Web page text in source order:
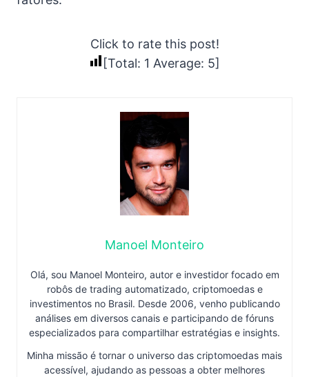
Click to rate this post!
[Total: 1 Average: 5]
Manoel Monteiro
Olá, sou Manoel Monteiro, autor e investidor focado em
robôs de trading automatizado, criptomoedas e
investimentos no Brasil. Desde 2006, venho publicando
análises em diversos canais e participando de fóruns
especializados para compartilhar estratégias e insights.
Minha missão é tornar o universo das criptomoedas mais
acessível, ajudando as pessoas a obter melhores